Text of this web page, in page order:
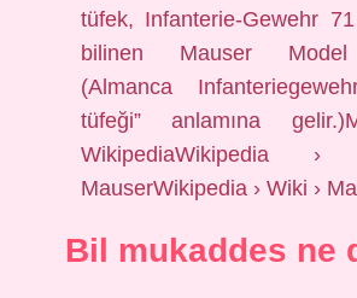
tüfek, Infanterie-Gewehr
bilinen Mauser Model
(Almanca
tüfeği” anlamına
WikipediaWikipedia
MauserWikipedia › Wiki ›
Bil mukaddes ne